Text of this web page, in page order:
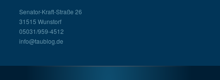
Senator-Kraft-Straße 26
31515 Wunstorf
05031/959-4512
info@taublog.de